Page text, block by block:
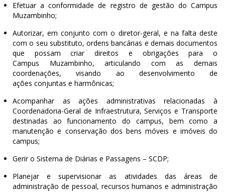
Efetuar a conformidade de registro de gestão do Campus
Muzambinho;
Autorizar, em conjunto com o diretor-geral, e na falta deste
com o seu substituto, ordens bancárias e demais documentos
que possam criar direitos e obrigações para o
Campus Muzambinho, articulando com as demais
coordenações, visando ao desenvolvimento de
ações conjuntas e harmônicas;
Acompanhar as ações administrativas relacionadas à
Coordenadoria-Geral de Infraestrutura, Serviços e Transporte
destinadas ao funcionamento do campus, bem como a
manutenção e conservação dos bens móveis e imóveis do
campus;
Gerir o Sistema de Diárias e Passagens – SCDP;
Planejar e supervisionar as atividades das áreas de
administração de pessoal, recursos humanos e administração